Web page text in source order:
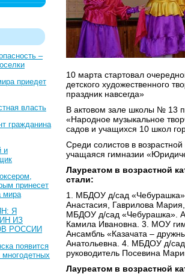
–
приедет
власть
гражданина
и
принесет
мира
Я
ИЗ
РОССИИ
появится
10 марта стартовал
детского художественного
праздник навсегда»
В актовом зале школы № 13
«Народное музыкальное
садов и учащихся 10 школ
Среди солистов в
учащаяся гимназии
Лауреатом в возрастной
стали:
1. МБДОУ д/сад
Анастасия, Гаврилова
МБДОУ д/сад «Чебурашка».
Камила Ивановна. 3. МОУ
Ансамбль «Казачата –
Анатольевна. 4. МБДОУ д/
руководитель Посевина
Лауреатом в возрастной